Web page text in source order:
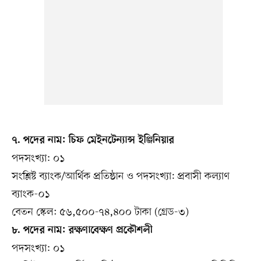
৭. পদের নাম: চিফ মেইনটেন্যান্স ইঞ্জিনিয়ার
পদসংখ্যা: ০১
সংশ্লিষ্ট ব্যাংক/আর্থিক প্রতিষ্ঠান ও পদসংখ্যা: প্রবাসী কল্যাণ
ব্যাংক-০১
বেতন স্কেল: ৫৬,৫০০-৭৪,৪০০ টাকা (গ্রেড-৩)
৮. পদের নাম: রক্ষণাবেক্ষণ প্রকৌশলী
পদসংখ্যা: ০১